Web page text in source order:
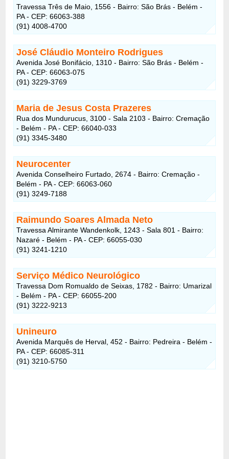
Travessa Três de Maio, 1556 - Bairro: São Brás - Belém -
PA - CEP: 66063-388
(91) 4008-4700
José Cláudio Monteiro Rodrigues
Avenida José Bonifácio, 1310 - Bairro: São Brás - Belém -
PA - CEP: 66063-075
(91) 3229-3769
Maria de Jesus Costa Prazeres
Rua dos Mundurucus, 3100 - Sala 2103 - Bairro: Cremação
- Belém - PA - CEP: 66040-033
(91) 3345-3480
Neurocenter
Avenida Conselheiro Furtado, 2674 - Bairro: Cremação -
Belém - PA - CEP: 66063-060
(91) 3249-7188
Raimundo Soares Almada Neto
Travessa Almirante Wandenkolk, 1243 - Sala 801 - Bairro:
Nazaré - Belém - PA - CEP: 66055-030
(91) 3241-1210
Serviço Médico Neurológico
Travessa Dom Romualdo de Seixas, 1782 - Bairro: Umarizal
- Belém - PA - CEP: 66055-200
(91) 3222-9213
Unineuro
Avenida Marquês de Herval, 452 - Bairro: Pedreira - Belém -
PA - CEP: 66085-311
(91) 3210-5750